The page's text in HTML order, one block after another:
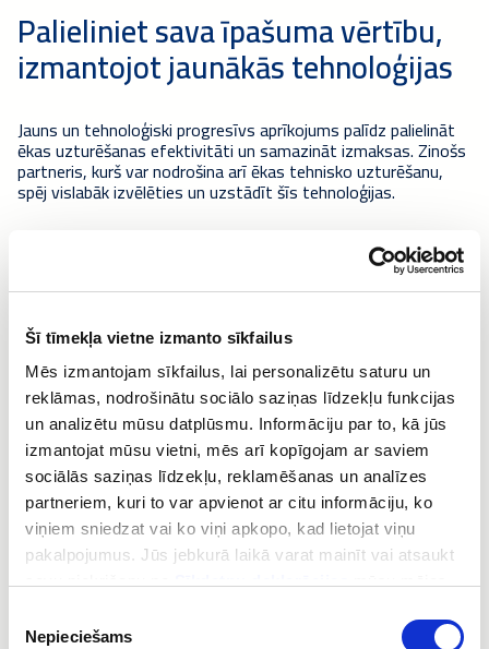
Šī tīmekļa vietne izmanto sīkfailus
Mēs izmantojam sīkfailus, lai personalizētu saturu un
reklāmas, nodrošinātu sociālo saziņas līdzekļu funkcijas
un analizētu mūsu datplūsmu. Informāciju par to, kā jūs
izmantojat mūsu vietni, mēs arī kopīgojam ar saviem
sociālās saziņas līdzekļu, reklamēšanas un analīzes
partneriem, kuri to var apvienot ar citu informāciju, ko
viņiem sniedzat vai ko viņi apkopo, kad lietojat viņu
pakalpojumus. Jūs jebkurā laikā varat mainīt vai atsaukt
izvēle
Nepieciešams
Palieliniet sava īpašuma vērtību,
izmantojot jaunākās tehnoloģijas
Jauns un tehnoloģiski progresīvs aprīkojums palīdz palielināt
ēkas uzturēšanas efektivitāti un samazināt izmaksas. Zinošs
partneris, kurš var nodrošina arī ēkas tehnisko uzturēšanu,
spēj vislabāk izvēlēties un uzstādīt šīs tehnoloģijas.
Mēs piedāvājam “vienas pieturas aģentūras” pieeju renovācijai
un modernizācijai. Tas ļauj panākt pilnīgu izmaksu
pārredzamību un nodrošina atbilžu saņemšanu uz visiem
visjaunākās tehnoloģijas, un profesionāli eksperti ieteiks
vispiemērotākos risinājumus tieši jūsu vajadzībām.
Informācija par visiem atjauninājumiem tiek uzglabāta
detalizētas dokumentācijas veidā, lai jūs viegli varētu pierādīt
savas ēkas vērtību.
Nomas pakalpojumi vienmēr
palīdz sekot līdzi jaunākajām
tendencēm
Tehnoloģiskā attīstība notiek ļoti strauji, un pastāvīgi tiek
veiktas dažādas izmaiņas un uzlabojumi. Vai esat apsvēruši